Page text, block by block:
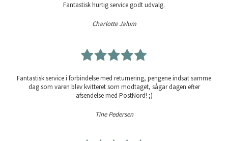
Fantastisk hurtig service godt udvalg.
Charlotte Jalum
Fantastisk service i forbindelse med returnering, pengene indsat samme
dag som varen blev kvitteret som modtaget, sågar dagen efter
afsendelse med PostNord! ;)
Tine Pedersen